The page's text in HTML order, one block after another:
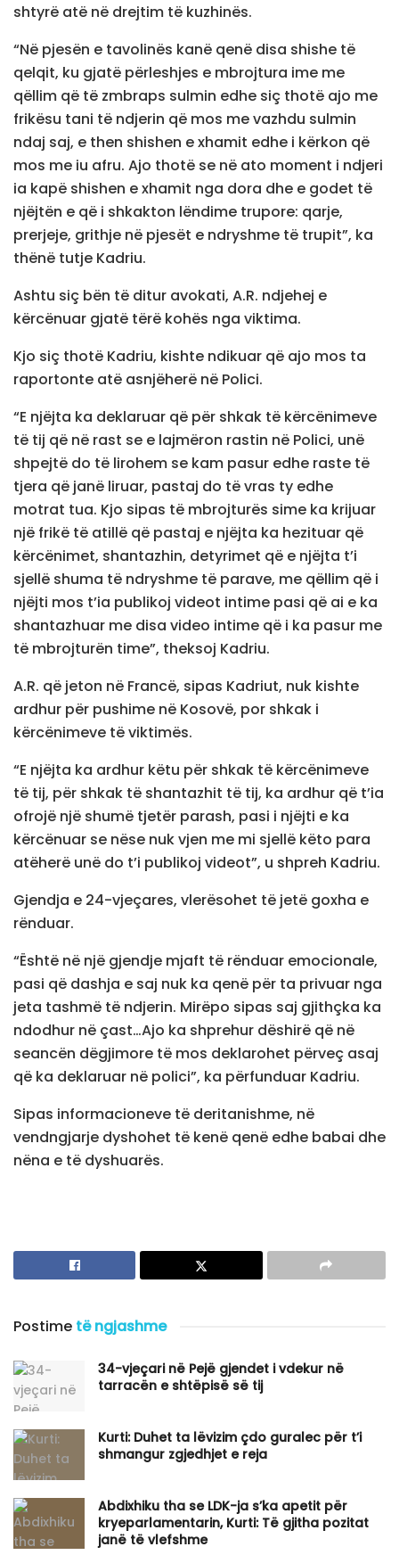
shtyrë atë në drejtim të kuzhinës.
“Në pjesën e tavolinës kanë qenë disa shishe të
qelqit, ku gjatë përleshjes e mbrojtura ime me
qëllim që të zmbraps sulmin edhe siç thotë ajo me
frikësu tani të ndjerin që mos me vazhdu sulmin
ndaj saj, e then shishen e xhamit edhe i kërkon që
mos me iu afru. Ajo thotë se në ato moment i ndjeri
ia kapë shishen e xhamit nga dora dhe e godet të
njëjtën e që i shkakton lëndime trupore: qarje,
prerjeje, grithje në pjesët e ndryshme të trupit”, ka
thënë tutje Kadriu.
Ashtu siç bën të ditur avokati, A.R. ndjehej e
kërcënuar gjatë tërë kohës nga viktima.
Kjo siç thotë Kadriu, kishte ndikuar që ajo mos ta
raportonte atë asnjëherë në Polici.
“E njëjta ka deklaruar që për shkak të kërcënimeve
të tij që në rast se e lajmëron rastin në Polici, unë
shpejtë do të lirohem se kam pasur edhe raste të
tjera që janë liruar, pastaj do të vras ty edhe
motrat tua. Kjo sipas të mbrojturës sime ka krijuar
një frikë të atillë që pastaj e njëjta ka hezituar që
kërcënimet, shantazhin, detyrimet që e njëjta t’i
sjellë shuma të ndryshme të parave, me qëllim që i
njëjti mos t’ia publikoj videot intime pasi që ai e ka
shantazhuar me disa video intime që i ka pasur me
të mbrojturën time”, theksoj Kadriu.
A.R. që jeton në Francë, sipas Kadriut, nuk kishte
ardhur për pushime në Kosovë, por shkak i
kërcënimeve të viktimës.
“E njëjta ka ardhur këtu për shkak të kërcënimeve
të tij, për shkak të shantazhit të tij, ka ardhur që t’ia
ofrojë një shumë tjetër parash, pasi i njëjti e ka
kërcënuar se nëse nuk vjen me mi sjellë këto para
atëherë unë do t’i publikoj videot”, u shpreh Kadriu.
Gjendja e 24-vjeçares, vlerësohet të jetë goxha e
rënduar.
“Është në një gjendje mjaft të rënduar emocionale,
pasi që dashja e saj nuk ka qenë për ta privuar nga
jeta tashmë të ndjerin. Mirëpo sipas saj gjithçka ka
ndodhur në çast…Ajo ka shprehur dëshirë që në
seancën dëgjimore të mos deklarohet përveç asaj
që ka deklaruar në polici”, ka përfunduar Kadriu.
Sipas informacioneve të deritanishme, në
vendngjarje dyshohet të kenë qenë edhe babai dhe
nëna e të dyshuarës.
Postime të ngjashme
34-vjeçari në Pejë gjendet i vdekur në
tarracën e shtëpisë së tij
Kurti: Duhet ta lëvizim çdo guralec për t’i
shmangur zgjedhjet e reja
Abdixhiku tha se LDK-ja s’ka apetit për
kryeparlamentarin, Kurti: Të gjitha pozitat
janë të vlefshme